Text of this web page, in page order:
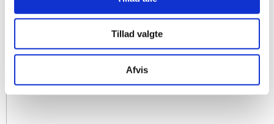
Tillad valgte
Afvis